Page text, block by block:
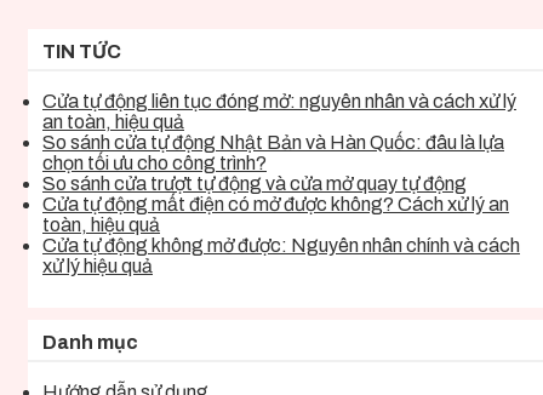
TIN TỨC
Cửa tự động liên tục đóng mở: nguyên nhân và cách xử lý
an toàn, hiệu quả
So sánh cửa tự động Nhật Bản và Hàn Quốc: đâu là lựa
chọn tối ưu cho công trình?
So sánh cửa trượt tự động và cửa mở quay tự động
Cửa tự động mất điện có mở được không? Cách xử lý an
toàn, hiệu quả
Cửa tự động không mở được: Nguyên nhân chính và cách
xử lý hiệu quả
Danh mục